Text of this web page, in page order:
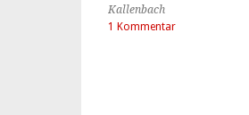
Kallenbach
1 Kommentar